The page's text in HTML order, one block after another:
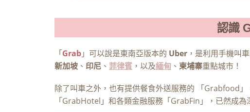
認識
「Grab」可以說是東南亞版本的 Uber ，是利用手機叫
新加坡 、 印尼 、 菲律賓 ，以及緬甸 、 柬埔寨重點城市！
除了叫車之外，也有提供餐食外送服務的 「Grabfood
「GrabHotel」和各類金融服務「GrabFin」，已然成